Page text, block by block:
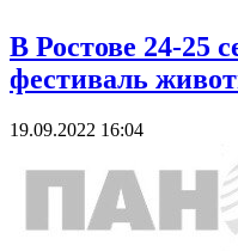
В Ростове 24-25
фестиваль
19.09.2022 16:04